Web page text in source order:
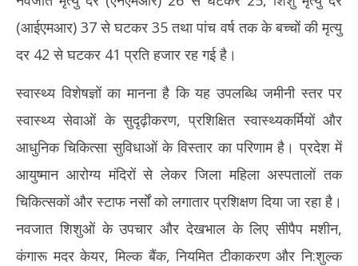
2026
(आईएमआर) 37 से घटकर 35 तथा पांच वर्ष तक के बच्चों की मृत्यु
दर 42 से घटकर 41 प्रति हजार रह गई है।
स्वास्थ्य विशेषज्ञों का मानना है कि यह उपलब्धि जमीनी स्तर पर
स्वास्थ्य सेवाओं के सुदृढ़ीकरण, प्रशिक्षित स्वास्थ्यकर्मियों और
आधुनिक चिकित्सा सुविधाओं के विस्तार का परिणाम है। प्रदेश में
आयुष्मान आरोग्य मंदिरों से लेकर जिला महिला अस्पतालों तक
चिकित्सकों और स्टाफ नर्सों को लगातार प्रशिक्षण दिया जा रहा है।
नवजात शिशुओं के उपचार और देखभाल के लिए सीपैप मशीन,
कंगारू मदर केयर, मिल्क बैंक, नियमित टीकाकरण और नि:शुल्क